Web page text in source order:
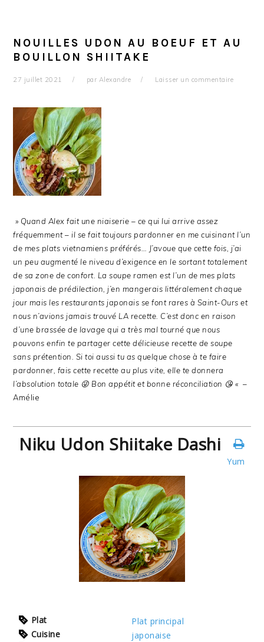
NOUILLES UDON AU BOEUF ET AU
BOUILLON SHIITAKE
27 juillet 2021 par Alexandre Laisser un commentaire
» Quand Alex fait une niaiserie – ce qui lui arrive assez
fréquemment – il se fait toujours pardonner en me cuisinant l’un
de mes plats vietnamiens préférés… J’avoue que cette fois, j’ai
un peu augmenté le niveau d’exigence en le sortant totalement
de sa zone de confort. La soupe ramen est l’un de mes plats
japonais de prédilection, j’en mangerais littéralement chaque
jour mais les restaurants japonais se font rares à Saint-Ours et
nous n’avions jamais trouvé LA recette. C’est donc en raison
d’une brassée de lavage qui a très mal tourné que nous
pouvons enfin te partager cette délicieuse recette de soupe
sans prétention. Si toi aussi tu as quelque chose à te faire
pardonner, fais cette recette au plus vite, elle te donnera
l’absolution totale 😜 Bon appétit et bonne réconciliation 😘 « –
Amélie
Niku Udon Shiitake Dashi
Yum
Plat
Plat principal
Cuisine
japonaise